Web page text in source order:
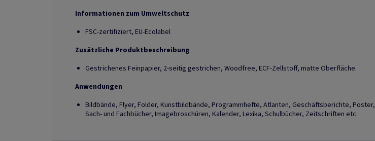
Informationen zum Umweltschutz
FSC-zertifiziert, EU-Ecolabel
Zusätzliche Produktbeschreibung
Gestrichenes Feinpapier, 2-seitig gestrichen, Woodfree, ECF-Zellstoff, matte Oberfläche.
Anwendungen
Bildbände, Flyer, Folder, Kunstbildbände, Programmhefte, Atlanten, Geschäftsberichte, Poster,
Sach- und Fachbücher, Imagebroschüren, Kalender, Lexika, Schulbücher, Zeitschriften etc